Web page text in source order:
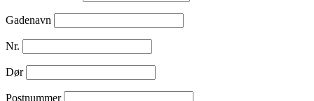
Gadenavn
Nr.
Dør
Postnummer